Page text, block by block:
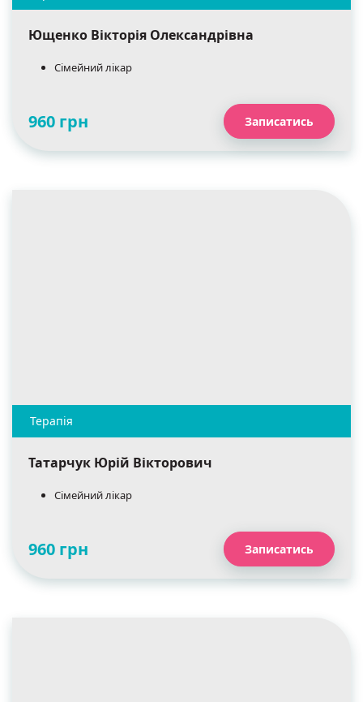
Ющенко Вікторія Олександрівна
Сімейний лікар
960 грн Записатись
Татарчук Юрій Вікторович
Сімейний лікар
960 грн Записатись